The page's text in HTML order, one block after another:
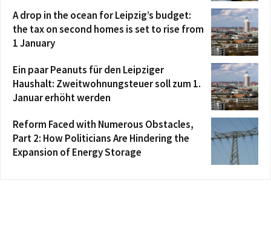
A drop in the ocean for Leipzig’s budget:
the tax on second homes is set to rise from
1 January
Ein paar Peanuts für den Leipziger
Haushalt: Zweitwohnungsteuer soll zum 1.
Januar erhöht werden
Reform Faced with Numerous Obstacles,
Part 2: How Politicians Are Hindering the
Expansion of Energy Storage